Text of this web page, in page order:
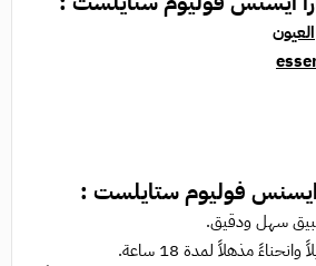
العيون
ايسنس فوليوم ستايلست :
سهل ودقيق.
مذهلاً لمدة 18 ساعة.